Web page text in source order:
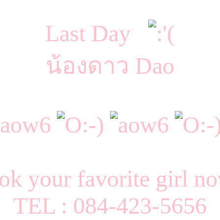
Last Day
น้องดาว Dao
your favorite girl
TEL : 084-423-5656